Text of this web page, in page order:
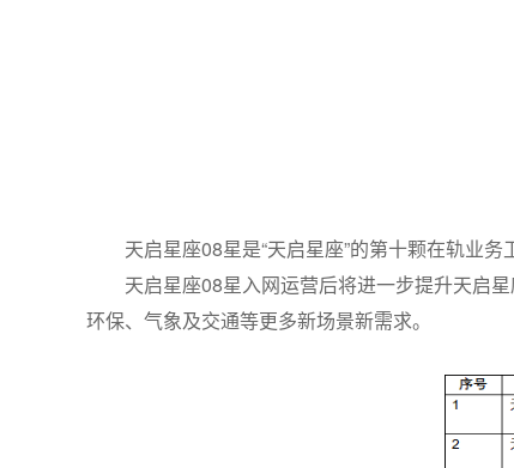
天启星座08星是“天启星座”的第十颗在轨业
天启星座08星入网运营后将进一步提升天启
环保、气象及交通等更多新场景新需求。